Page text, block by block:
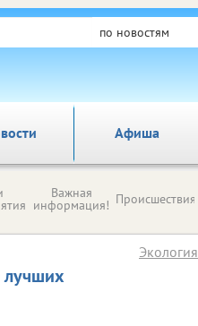
по новостям
Афиша
Важная
информация! Происшествия
лучших
Экология